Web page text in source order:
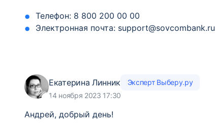
Телефон: 8 800 200 00 00
Электронная почта: support@sovcombank.ru
Екатерина Линник
Эксперт Выберу.ру
14 ноября 2023 17:30
Андрей, добрый день!